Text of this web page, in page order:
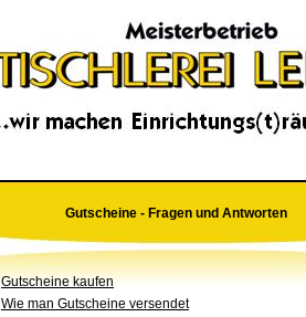
Gutscheine - Fragen und Antworten
Gutscheine kaufen
Wie man Gutscheine versendet